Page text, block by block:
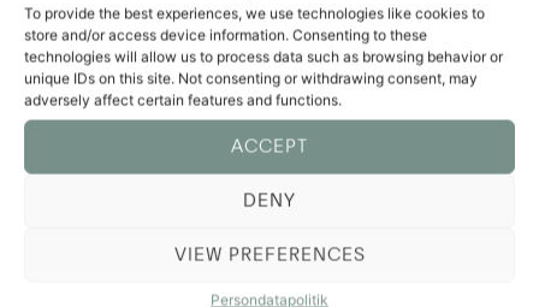
To provide the best experiences, we use technologies like cookies to
store and/or access device information. Consenting to these
technologies will allow us to process data such as browsing behavior or
unique IDs on this site. Not consenting or withdrawing consent, may
adversely affect certain features and functions.
ACCEPT
DENY
VIEW PREFERENCES
Persondatapolitik
Se vores videoguide til parkering